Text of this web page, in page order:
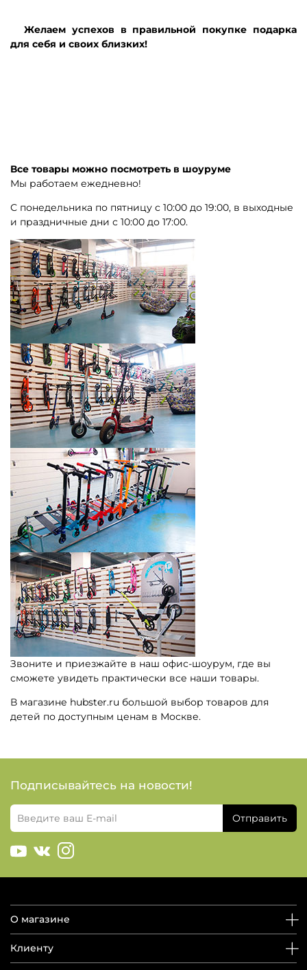
Желаем успехов в правильной покупке подарка
для себя и своих близких!
Все товары можно посмотреть в шоуруме
Мы работаем ежедневно!
С понедельника по пятницу с 10:00 до 19:00, в выходные
и праздничные дни с 10:00 до 17:00.
Звоните и приезжайте в наш офис-шоурум, где вы
сможете увидеть практически все наши товары.
В магазине hubster.ru большой выбор товаров для
детей по доступным ценам в Москве.
Подписывайтесь на новости!
Отправить
О магазине
Клиенту